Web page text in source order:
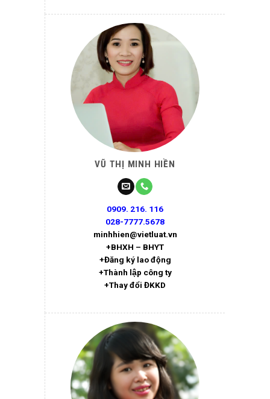
VŨ THỊ MINH HIỀN
0909. 216. 116
028-7777.5678
minhhien@vietluat.vn
+BHXH – BHYT
+Đăng ký lao động
+Thành lập công ty
+Thay đổi ĐKKD